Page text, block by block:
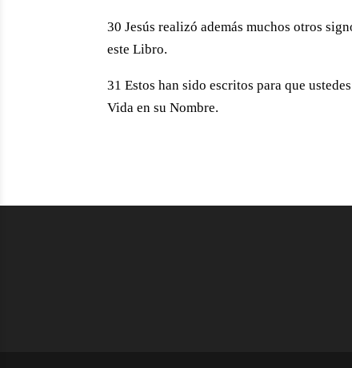
30 Jesús realizó además muchos otros
este Libro.
31 Estos han sido escritos para que
Vida en su Nombre.